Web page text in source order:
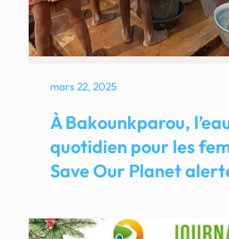
mars 22, 2025
À Bakounkparou,
quotidien pour les
Save Our Planet